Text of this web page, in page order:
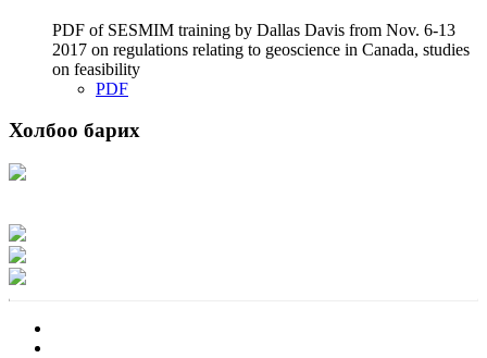
PDF of SESMIM training by Dallas Davis from Nov. 6-13
2017 on regulations relating to geoscience in Canada, studies
on feasibility
PDF
Холбоо барих